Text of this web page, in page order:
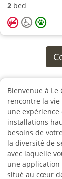
2 bed
Bienvenue à Le
rencontre la
une expérience
installations
besoins de
la diversité de
avec laquelle
une
situé au cœur